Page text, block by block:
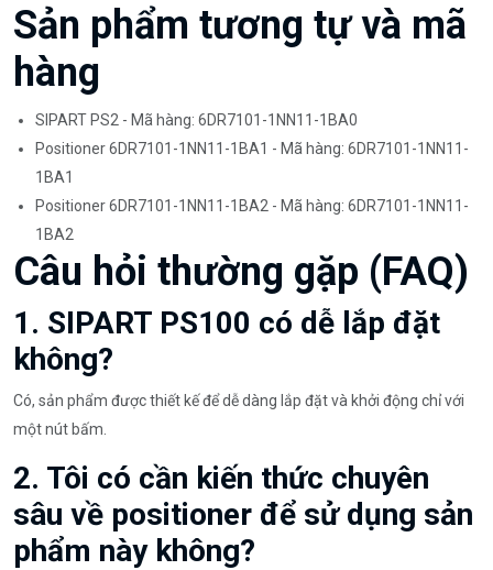
Sản phẩm tương tự và mã
hàng
SIPART PS2 - Mã hàng: 6DR7101-1NN11-1BA0
Positioner 6DR7101-1NN11-1BA1 - Mã hàng: 6DR7101-1NN11-
1BA1
Positioner 6DR7101-1NN11-1BA2 - Mã hàng: 6DR7101-1NN11-
1BA2
Câu hỏi thường gặp (FAQ)
1. SIPART PS100 có dễ lắp đặt
không?
Có, sản phẩm được thiết kế để dễ dàng lắp đặt và khởi động chỉ với
một nút bấm.
2. Tôi có cần kiến thức chuyên
sâu về positioner để sử dụng sản
phẩm này không?